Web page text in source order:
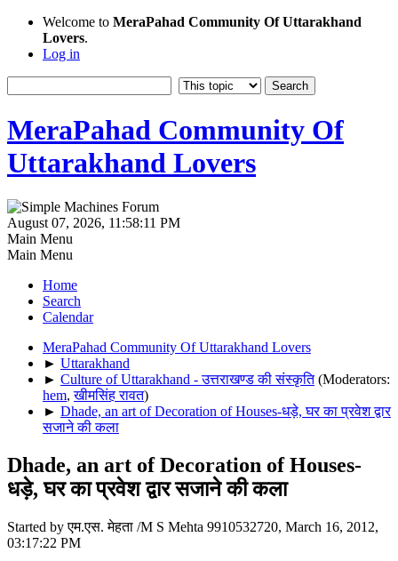
Welcome to MeraPahad Community Of Uttarakhand
Lovers.
Log in
MeraPahad Community Of
Uttarakhand Lovers
August 07, 2026, 11:58:11 PM
Main Menu
Main Menu
Home
Search
Calendar
MeraPahad Community Of Uttarakhand Lovers
► Uttarakhand
► Culture of Uttarakhand - उत्तराखण्ड की संस्कृति (Moderators:
hem,खीमसिंह रावत)
► Dhade, an art of Decoration of Houses-धड़े, घर का प्रवेश द्वार
सजाने की कला
Dhade, an art of Decoration of Houses-
धड़े, घर का प्रवेश द्वार सजाने की कला
Started by एम.एस. मेहता /M S Mehta 9910532720, March 16, 2012,
03:17:22 PM